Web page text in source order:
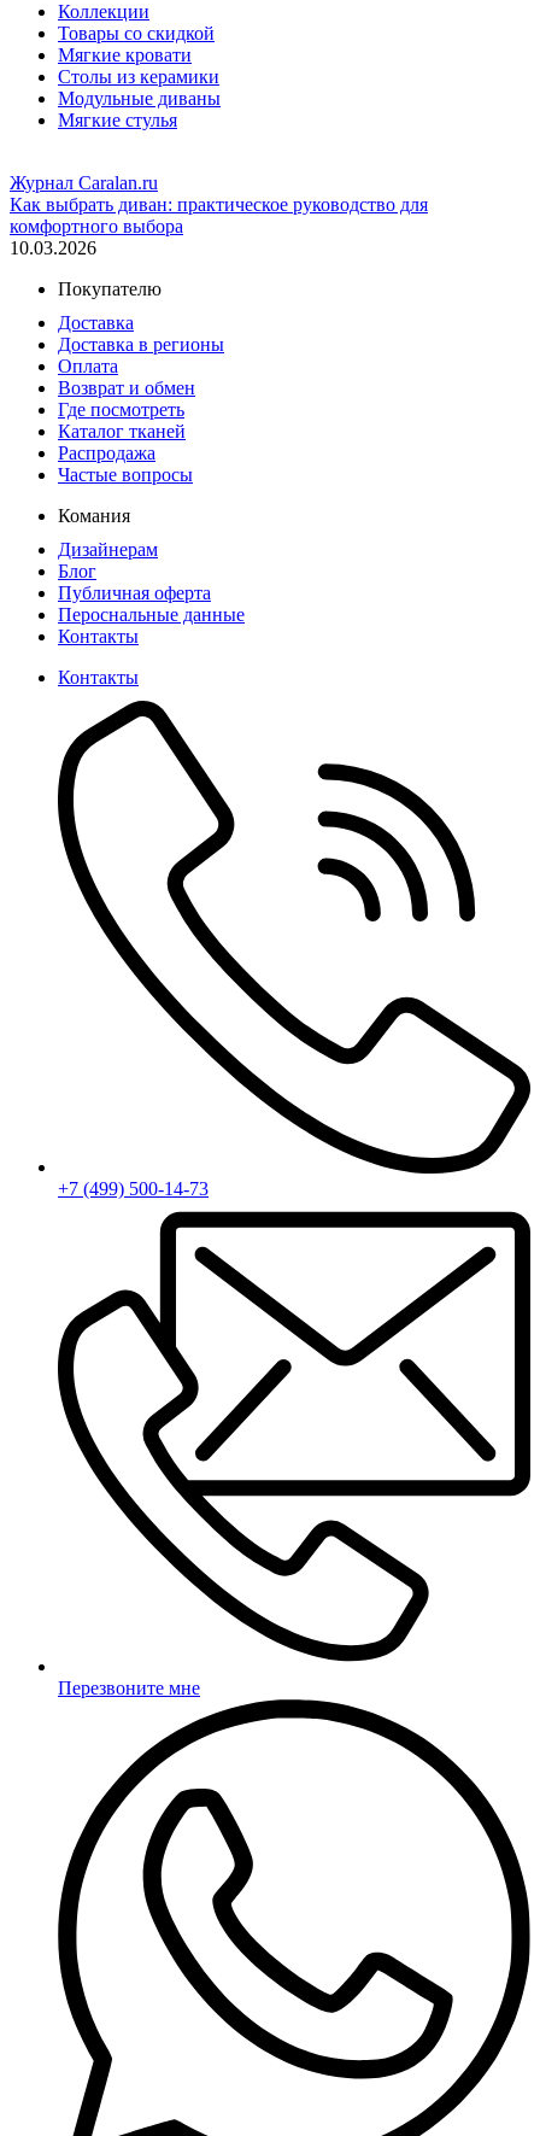
Коллекции
Товары со скидкой
Мягкие кровати
Столы из керамики
Модульные диваны
Мягкие стулья
Журнал Caralan.ru
Как выбрать диван: практическое руководство для
комфортного выбора
10.03.2026
Покупателю
Доставка
Доставка в регионы
Оплата
Возврат и обмен
Где посмотреть
Каталог тканей
Распродажа
Частые вопросы
Комания
Дизайнерам
Блог
Публичная оферта
Пероснальные данные
Контакты
Контакты
+7 (499) 500-14-73
Перезвоните мне